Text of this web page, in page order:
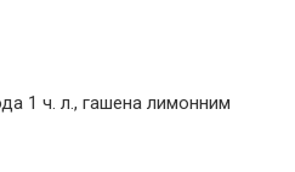
1 ч. л., гашена лимонним